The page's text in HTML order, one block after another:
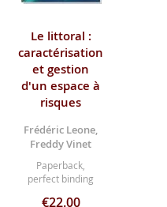
Le littoral :
caractérisation
et gestion
d'un espace à
risques
Frédéric Leone,
Freddy Vinet
Paperback,
perfect binding
€22.00